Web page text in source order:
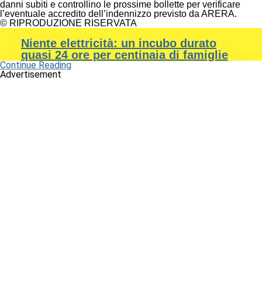
danni subiti e controllino le prossime bollette per verificare
l’eventuale accredito dell’indennizzo previsto da ARERA.
© RIPRODUZIONE RISERVATA
Niente elettricità: un incubo durato
quasi 24 ore per centinaia di famiglie
Continue Reading
Advertisement